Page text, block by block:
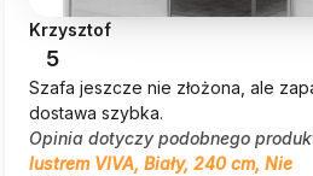
Krzysztof
5
Szafa jeszcze nie złożona, ale
dostawa szybka.
Opinia dotyczy podobnego
lustrem VIVA, Biały, 240 cm, Nie